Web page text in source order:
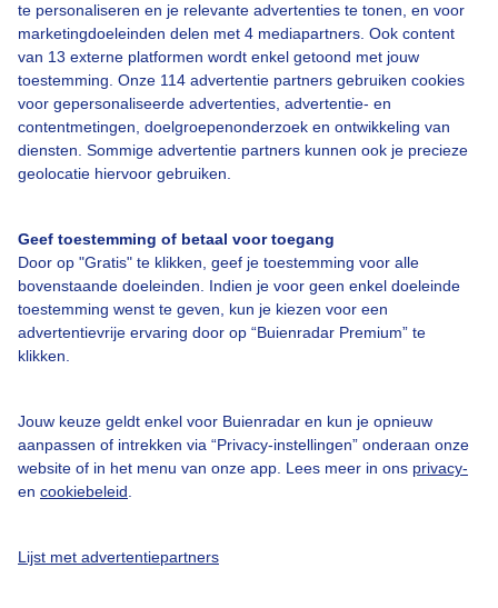
te personaliseren en je relevante advertenties te tonen, en voor
marketingdoeleinden delen met 4 mediapartners. Ook content
van 13 externe platformen wordt enkel getoond met jouw
toestemming. Onze 114 advertentie partners gebruiken cookies
voor gepersonaliseerde advertenties, advertentie- en
contentmetingen, doelgroepenonderzoek en ontwikkeling van
diensten. Sommige advertentie partners kunnen ook je precieze
geolocatie hiervoor gebruiken.
Geef toestemming of betaal voor toegang
Door op "Gratis" te klikken, geef je toestemming voor alle
bovenstaande doeleinden. Indien je voor geen enkel doeleinde
toestemming wenst te geven, kun je kiezen voor een
advertentievrije ervaring door op “Buienradar Premium” te
klikken.
Jouw keuze geldt enkel voor Buienradar en kun je opnieuw
aanpassen of intrekken via “Privacy-instellingen” onderaan onze
website of in het menu van onze app. Lees meer in ons privacy-
en cookiebeleid
Lijst met advertentiepartners
Over Buienradar
Bedrijfsgegevens
Contact
Toegankelijkheid
Gebruikersvoorwaarden
Adverteren
Privacy beleid
Cookie beleid